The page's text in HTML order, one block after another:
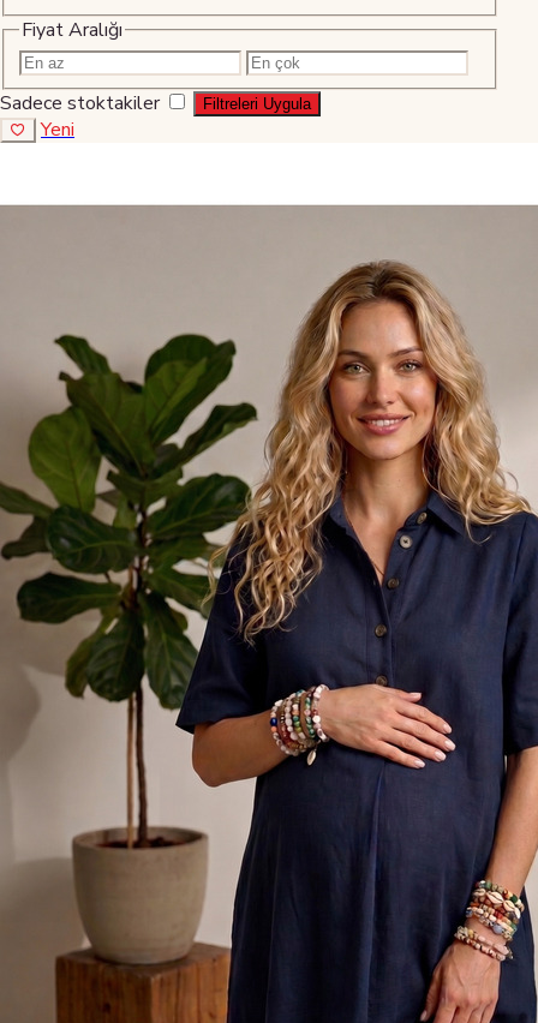
Fiyat Aralığı
Sadece stoktakiler Filtreleri Uygula
Yeni